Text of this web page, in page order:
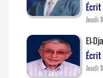
Écrit
Jeudi
El-
Écrit
Jeudi